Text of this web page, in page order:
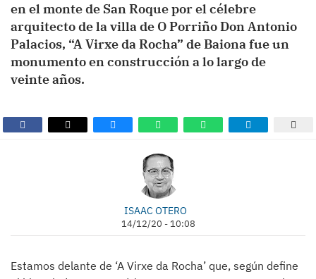
en el monte de San Roque por el célebre
arquitecto de la villa de O Porriño Don Antonio
Palacios, “A Virxe da Rocha” de Baiona fue un
monumento en construcción a lo largo de
veinte años.
ISAAC OTERO
14/12/20 - 10:08
Estamos delante de ‘A Virxe da Rocha’ que, según define